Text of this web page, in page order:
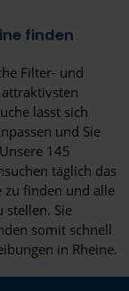
finden
Filter- und
lässt sich
und Sie
145
täglich das
zu finden und alle
stellen. Sie
somit schnell
in Rheine.